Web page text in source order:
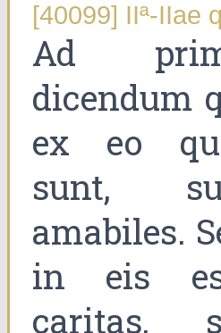
[40099] IIª-IIae
Ad
dicendum
ex eo
sunt,
amabiles.
in eis
caritas,